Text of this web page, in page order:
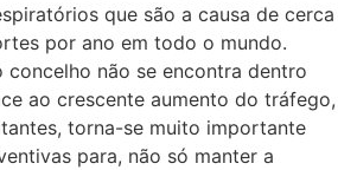
que são a causa de cerca
por ano em todo o mundo.
concelho não se encontra dentro
ao crescente aumento do tráfego,
torna-se muito importante
para, não só manter a